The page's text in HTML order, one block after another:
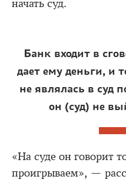
начать суд.
Банк входит в
дает ему деньги, и
не являлась в суд
он (суд) не
«На суде он говорит
проигрываем», —